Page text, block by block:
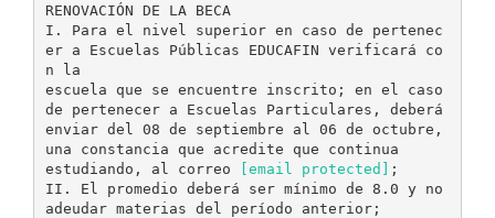
RENOVACIÓN DE LA BECA
I. Para el nivel superior en caso de pertenec
er a Escuelas Públicas EDUCAFIN verificará co
n la
escuela que se encuentre inscrito; en el caso
de pertenecer a Escuelas Particulares, deberá
enviar del 08 de septiembre al 06 de octubre,
una constancia que acredite que continua
estudiando, al correo
[email protected] ;
II. El promedio deberá ser mínimo de 8.0 y no
adeudar materias del período anterior;